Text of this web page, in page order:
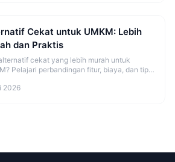
Cekat untuk UMKM: Lebih
dan Praktis
cekat yang lebih murah untuk
Pelajari perbandingan fitur, biaya, dan tips
2026